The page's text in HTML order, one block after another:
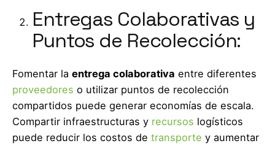
Entregas Colaborativas y
Puntos de Recolección:
Fomentar la entrega colaborativa entre diferentes
proveedores o utilizar puntos de recolección
compartidos puede generar economías de escala.
Compartir infraestructuras y recursos logísticos
puede reducir los costos de transporte y aumentar